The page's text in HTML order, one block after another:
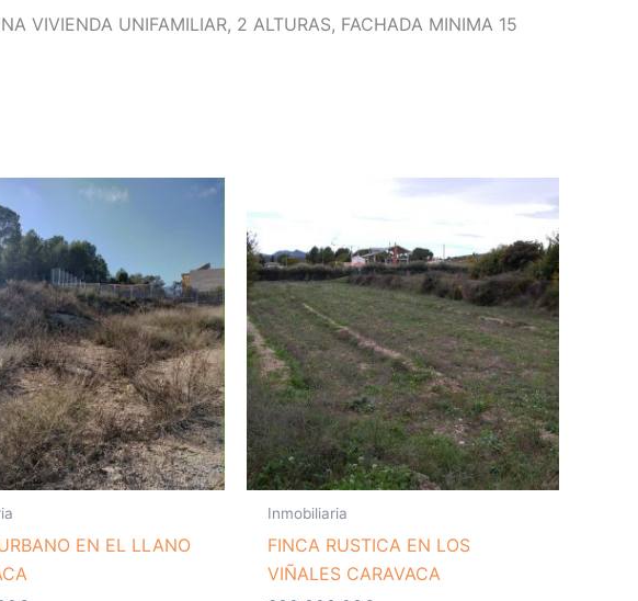
VIVIENDA UNIFAMILIAR, 2 ALTURAS, FACHADA MINIMA 15
EN EL LLANO
Inmobiliaria
FINCA RUSTICA EN LOS
VIÑALES CARAVACA